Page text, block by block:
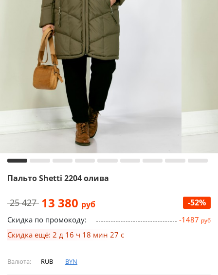
Пальто Shetti 2204 олива
25 427 13 380 руб -52%
Скидка по промокоду: -1487 руб
Скидка ещё: 2 д 16 ч 18 мин 26 с
Валюта: RUB BYN